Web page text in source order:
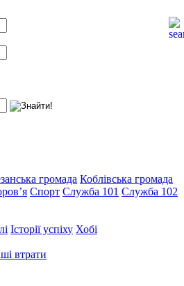
громада Коблівська громада
Спорт Служба 101 Служба 102
Історії успіху Хобі
втрати